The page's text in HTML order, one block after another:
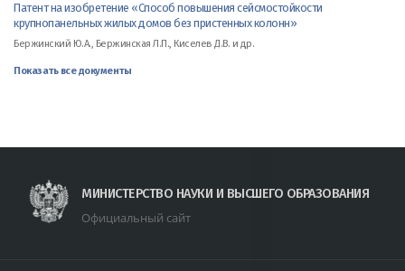
Патент на изобретение «Способ повышения сейсмостойкости
крупнопанельных жилых домов без пристенных колонн»
Бержинский Ю.А., Бержинская Л.П., Киселев Д.В. и др.
Показать все документы
МИНИСТЕРСТВО НАУКИ И ВЫСШЕГО ОБРАЗОВАНИЯ
Официальный сайт